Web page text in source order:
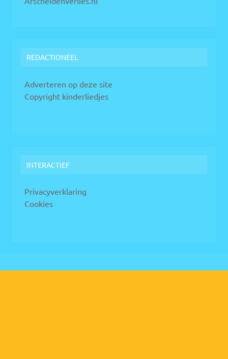
REDACTIONEEL
Adverteren op deze site
Copyright kinderliedjes
INTERACTIEF
Privacyverklaring
Cookies